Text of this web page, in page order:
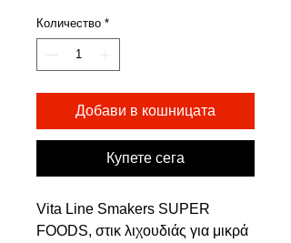
Количество *
Добави в кошницата
Купете сега
Vita Line Smakers SUPER
FOODS, στικ λιχουδιάς για μικρά